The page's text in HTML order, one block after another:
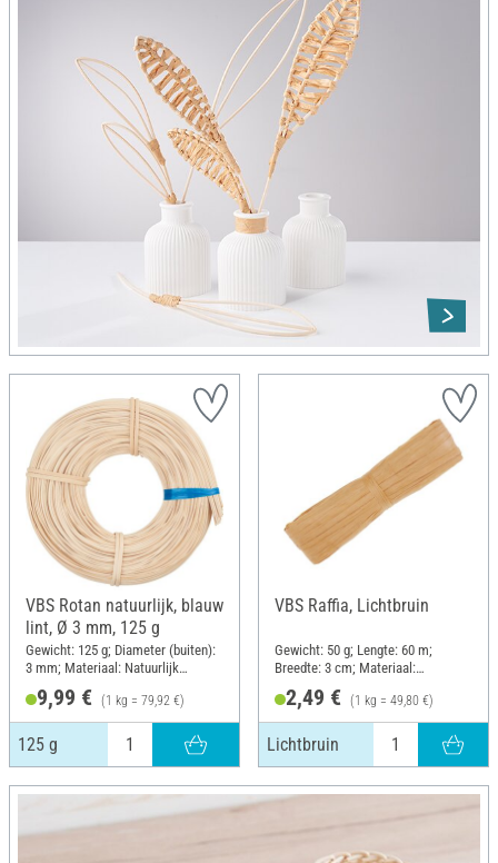
VBS Rotan natuurlijk, blauw
lint, Ø 3 mm, 125 g
Gewicht: 125 g; Diameter (buiten):
3 mm; Materiaal: Natuurlijk
9,99 € (1 kg = 79,92 €)
125 g
VBS Raffia, Lichtbruin
Gewicht: 50 g; Lengte: 60 m;
Breedte: 3 cm; Materiaal:
2,49 € (1 kg = 49,80 €)
Lichtbruin